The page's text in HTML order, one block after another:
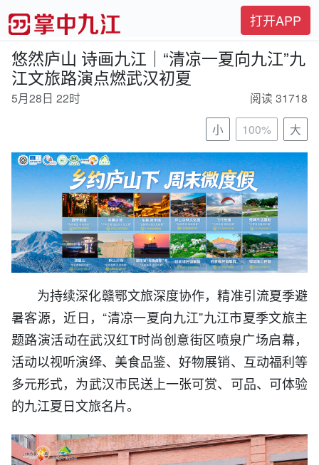
打开APP
悠然庐山 诗画九江｜“清凉一夏向九江”九
江文旅路演点燃武汉初夏
5月28日 22时
阅读 31718
小
100% 大
为持续深化赣鄂文旅深度协作，精准引流夏季避
暑客源，近日，“清凉一夏向九江”九江市夏季文旅主
题路演活动在武汉红T时尚创意街区喷泉广场启幕，
活动以视听演绎、美食品鉴、好物展销、互动福利等
多元形式，为武汉市民送上一张可赏、可品、可体验
的九江夏日文旅名片。